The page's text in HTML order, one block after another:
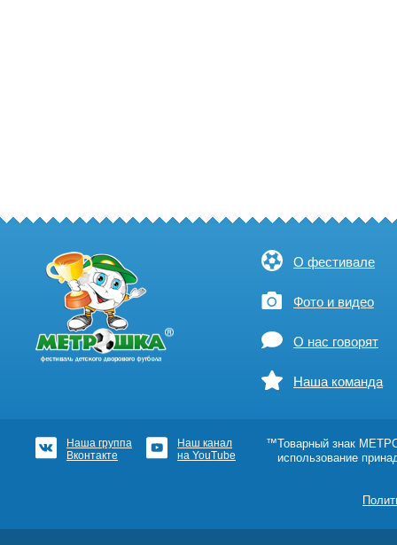
О фестивале
Фото и видео
О нас говорят
Наша команда
Наша группа
Вконтакте
Наш канал
на YouTube
™Товарный знак
использование